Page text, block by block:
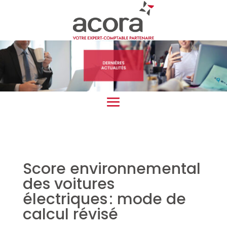
Score environnemental
des voitures
électriques : mode de
calcul révisé